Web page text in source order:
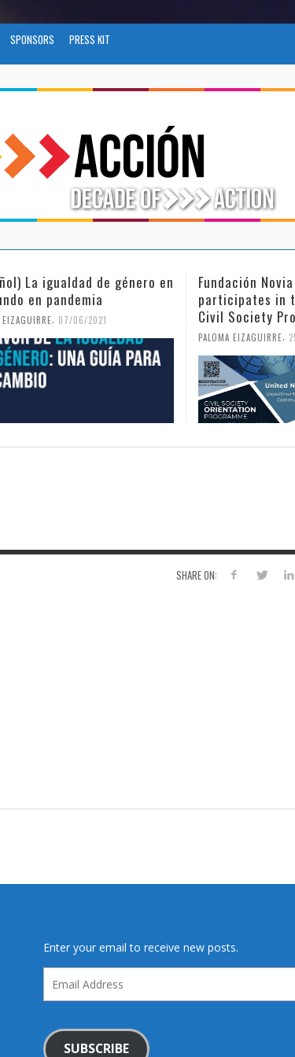
SPONSORS PRESS KIT
La igualdad de género en
en pandemia
EIZAGUIRRE 07/06/2021
Fundación
participates in
Civil Society
PALOMA EIZAGUIRRE
SHARE ON:
Enter your email to receive new posts.
Address
SUBSCRIBE